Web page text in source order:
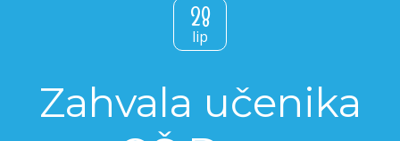
28
lip
Zahvala učenika